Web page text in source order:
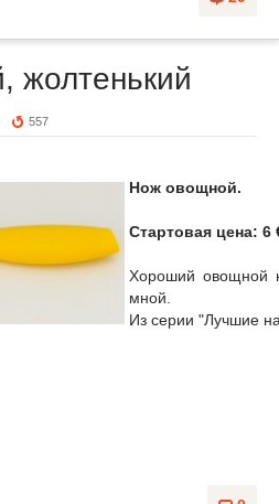
жолтенький
557
Нож овощной.
Стартовая цена: 6
Хороший овощной
мной.
Из серии "Лучшие